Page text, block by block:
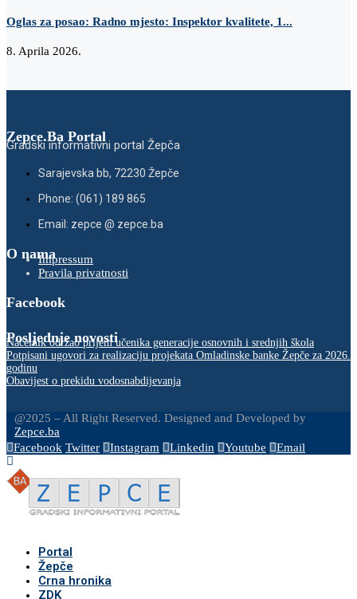
Oglas za posao: Radno mjesto: Inspektor kvalitete, 1...
8. Aprila 2026.
Zepce.Ba Portal
Gradski informativni portal Žepča
Sarajevska bb, 72230 Žepče
Phone: (061) 189 865
Email: zepce @ zepce.ba
O namaImpressum
Pravila privatnosti
Facebook
Posljednje novosti
Načelnik održao prijem učenika generacije osnovnih i srednjih škola
Potpisani ugovori za realizaciju projekata Omladinske banke Žepče za 2026.
godinu
Obavijest o prekidu vodosnabdijevanja
@2025 – All Right Reserved. Designed and Developed by
Zepce.ba
Facebook Twitter Instagram Linkedin Youtube Email
Portal
Žepče
Crna hronika
ZDK